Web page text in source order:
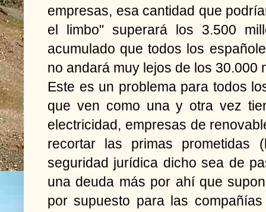
empresas, esa cantidad que
el limbo" superará los 3.500
acumulado que todos los
no andará muy lejos de los 30.000
Este es un problema para todos
que ven como una y otra vez
electricidad, empresas de
recortar las primas prometidas
seguridad jurídica dicho sea de
una deuda más por ahí que
por supuesto para las